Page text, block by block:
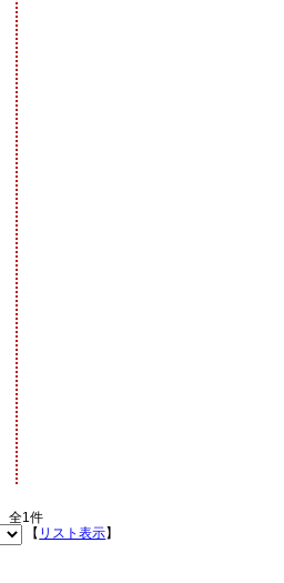
全1件
【 リスト表示】